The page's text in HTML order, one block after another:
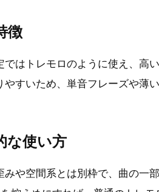
徴
ではトレモロのように使え、高
やすいため、単音フレーズや薄
な使い方
みや空間系とは別枠で、曲の一